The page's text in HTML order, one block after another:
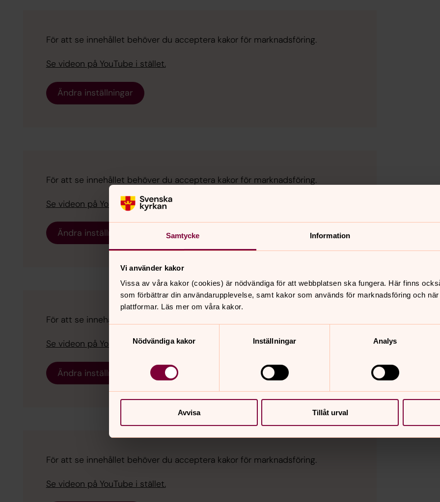
Samtycke Information
Vi använder kakor
Vissa av våra kakor (cookies) är nödvändiga för att webbplatsen ska fungera. Här finns
som förbättrar din användarupplevelse, samt kakor som används för marknadsföring och
plattformar. Läs mer om våra kakor.
Nödvändiga kakor
Inställningar Analys
Avvisa Tillåt urval
För att se innehållet behöver du acceptera kakor för marknadsföring.
Se videon på YouTube i stället.
Ändra inställningar
För att se innehållet behöver du acceptera kakor för marknadsföring.
Se videon på YouTube i stället.
Ändra inställningar
För att se innehållet behöver du acceptera kakor för marknadsföring.
Se videon på YouTube i stället.
Ändra inställningar
För att se innehållet behöver du acceptera kakor för marknadsföring.
Se videon på YouTube i stället.